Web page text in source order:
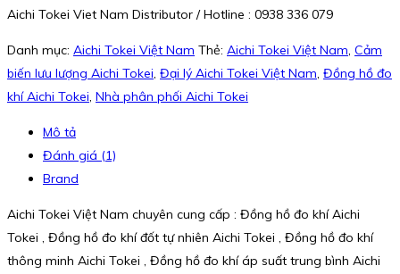
Aichi Tokei Viet Nam Distributor / Hotline : 0938 336 079
Danh mục: Aichi Tokei Việt Nam Thẻ: Aichi Tokei Việt Nam, Cảm
biến lưu lượng Aichi Tokei, Đại lý Aichi Tokei Việt Nam, Đồng hồ đo
khí Aichi Tokei, Nhà phân phối Aichi Tokei
Mô tả
Đánh giá (1)
Brand
Aichi Tokei Việt Nam chuyên cung cấp : Đồng hồ đo khí Aichi
Tokei , Đồng hồ đo khí đốt tự nhiên Aichi Tokei , Đồng hồ đo khí
thông minh Aichi Tokei , Đồng hồ đo khí áp suất trung bình Aichi